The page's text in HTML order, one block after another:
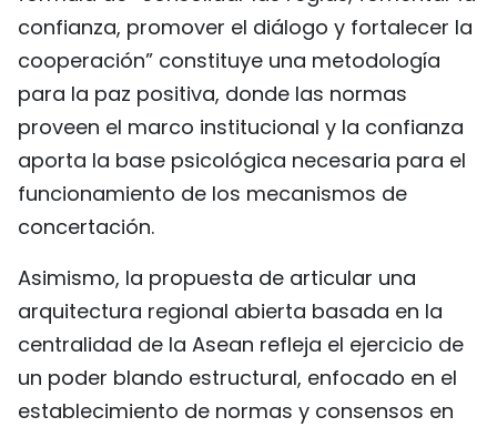
confianza, promover el diálogo y fortalecer la
cooperación” constituye una metodología
para la paz positiva, donde las normas
proveen el marco institucional y la confianza
aporta la base psicológica necesaria para el
funcionamiento de los mecanismos de
concertación.
Asimismo, la propuesta de articular una
arquitectura regional abierta basada en la
centralidad de la Asean refleja el ejercicio de
un poder blando estructural, enfocado en el
establecimiento de normas y consensos en